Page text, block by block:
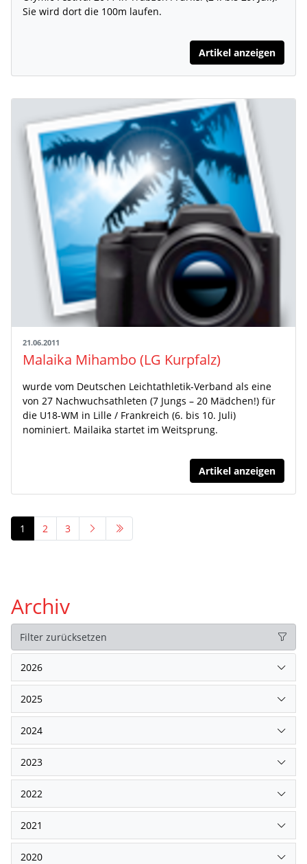
Sie wird dort die 100m laufen.
Artikel anzeigen
21.06.2011
Malaika Mihambo (LG Kurpfalz)
wurde vom Deutschen Leichtathletik-Verband als eine
von 27 Nachwuchsathleten (7 Jungs – 20 Mädchen!) für
die U18-WM in Lille / Frankreich (6. bis 10. Juli)
nominiert. Mailaika startet im Weitsprung.
Artikel anzeigen
1 2 3
Archiv
Filter zurücksetzen
2026
2025
2024
2023
2022
2021
2020